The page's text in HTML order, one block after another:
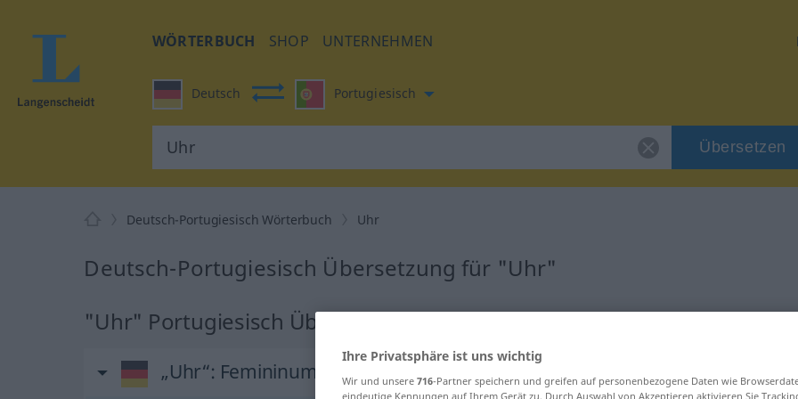
WÖRTERBUCH SHOP UNTERNEHMEN
Deutsch Portugiesisch
Übersetzen
Deutsch-Portugiesisch Wörterbuch Uhr
Deutsch-Portugiesisch Übersetzung für "Uhr"
"Uhr" Portugiesisch Übersetzung
„Uhr“: Femininum
Ihre Privatsphäre ist uns wichtig
Wir und unsere 716-Partner speichern und greifen auf personenbezogene Daten wie
eindeutige Kennungen auf Ihrem Gerät zu. Durch Auswahl von Akzeptieren aktivieren Sie